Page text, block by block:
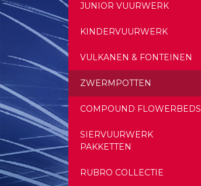
JUNIOR VUURWERK
KINDERVUURWERK
VULKANEN & FONTEINEN
ZWERMPOTTEN
COMPOUND FLOWERBEDS
SIERVUURWERK
PAKKETTEN
RUBRO COLLECTIE